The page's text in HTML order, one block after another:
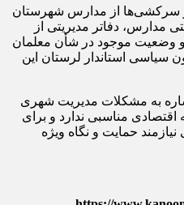
و سرکشی‌ها از مدارس شهرستان
مدارس، دفاتر مدیریتی از
و وضعیت موجود در شأن معلمان
سیاسی استاندار لرستان این
به مشکلات مدیریت شهری
مناسبی ندارد و برای
حمایت و نگاه ویژه